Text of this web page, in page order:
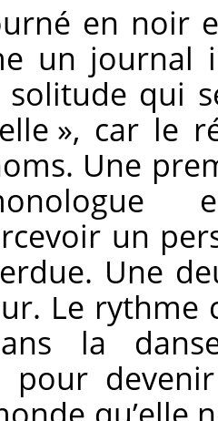
en noir
un journal
solitude qui
elle », car le
Une
un
Une
Le rythme
la
pour